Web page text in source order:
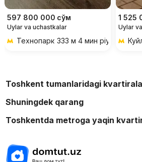
597 800 000 сўм
Uylar va uchastkalar
Технопарк 333 м 4 мин piyoda
1 525
Uylar
Toshkent tumanlaridagi
Shuningdek qarang
Toshkentda metroga yaqin